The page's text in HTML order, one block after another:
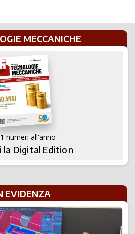
MECCANICHE
numeri all'anno
la Digital Edition
EVIDENZA